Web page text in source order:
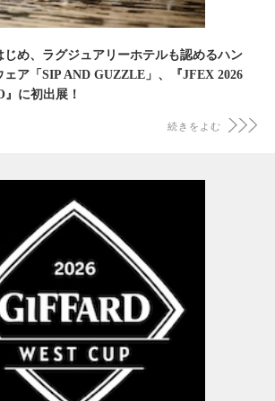
じめ、ラグジュアリーホテルも認めるハン
ェア「SIP AND GUZZLE」、『JFEX 2026
に初出展！
続きをよむ